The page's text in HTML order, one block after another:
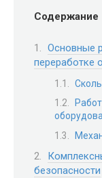
Содержание
Основные
переработке
безопасности